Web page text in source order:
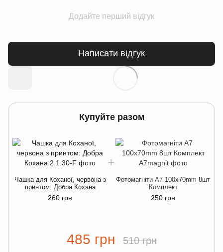
Додайте перший відгук
Написати відгук
Купуйте разом
Чашка для Коханої, червона з
принтом: Добра Кохана
260 грн
Фотомагніти A7 100x70mm 8шт
Комплект
250 грн
485 грн 510 грн